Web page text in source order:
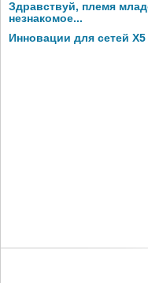
Здравствуй, племя
незнакомое...
Инновации для сетей X5